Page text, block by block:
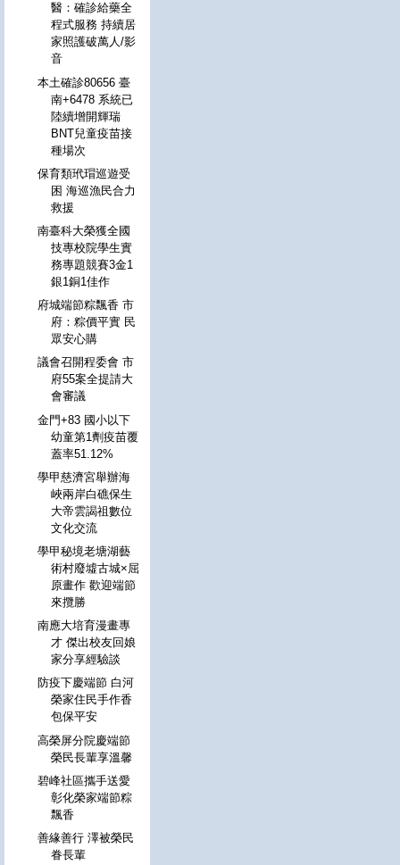
醫：確診給藥全
程式服務 持續居
家照護破萬人/影
音
本土確診80656 臺
南+6478 系統已
陸續增開輝瑞
BNT兒童疫苗接
種場次
保育類玳瑁巡遊受
困 海巡漁民合力
救援
南臺科大榮獲全國
技專校院學生實
務專題競賽3金1
銀1銅1佳作
府城端節粽飄香 市
府：粽價平實 民
眾安心購
議會召開程委會 市
府55案全提請大
會審議
金門+83 國小以下
幼童第1劑疫苗覆
蓋率51.12%
學甲慈濟宮舉辦海
峽兩岸白礁保生
大帝雲謁祖數位
文化交流
學甲秘境老塘湖藝
術村廢墟古城×屈
原畫作 歡迎端節
來攬勝
南應大培育漫畫專
才 傑出校友回娘
家分享經驗談
防疫下慶端節 白河
榮家住民手作香
包保平安
高榮屏分院慶端節
榮民長輩享溫馨
碧峰社區攜手送愛
彰化榮家端節粽
飄香
善緣善行 澤被榮民
眷長輩